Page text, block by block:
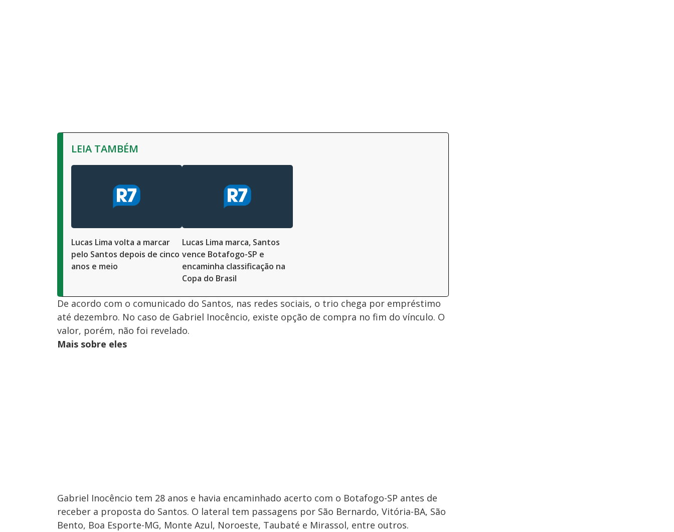
LEIA TAMBÉM
Lucas Lima volta a marcar
pelo Santos depois de cinco
anos e meio
Lucas Lima marca, Santos
vence Botafogo-SP e
encaminha classificação na
Copa do Brasil
De acordo com o comunicado do Santos, nas redes sociais, o trio chega por empréstimo
até dezembro. No caso de Gabriel Inocêncio, existe opção de compra no fim do vínculo. O
valor, porém, não foi revelado.
Mais sobre eles
Gabriel Inocêncio tem 28 anos e havia encaminhado acerto com o Botafogo-SP antes de
receber a proposta do Santos. O lateral tem passagens por São Bernardo, Vitória-BA, São
Bento, Boa Esporte-MG, Monte Azul, Noroeste, Taubaté e Mirassol, entre outros.